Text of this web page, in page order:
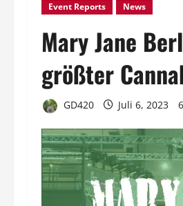
Event Reports News
Mary Jane
größter
GD420 Juli 6, 2023